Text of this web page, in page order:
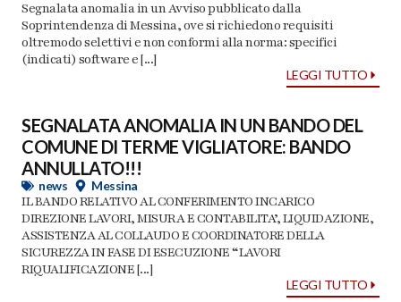
Segnalata anomalia in un Avviso pubblicato dalla
Soprintendenza di Messina, ove si richiedono requisiti
oltremodo selettivi e non conformi alla norma: specifici
(indicati) software e [...]
LEGGI TUTTO
SEGNALATA ANOMALIA IN UN BANDO DEL
COMUNE DI TERME VIGLIATORE: BANDO
ANNULLATO!!!
news Messina
IL BANDO RELATIVO AL CONFERIMENTO INCARICO
DIREZIONE LAVORI, MISURA E CONTABILITA’, LIQUIDAZIONE,
ASSISTENZA AL COLLAUDO E COORDINATORE DELLA
SICUREZZA IN FASE DI ESECUZIONE “LAVORI
RIQUALIFICAZIONE [...]
LEGGI TUTTO